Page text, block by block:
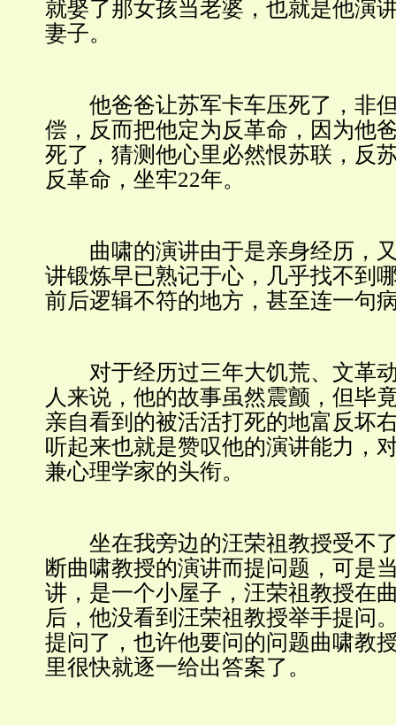
就娶了那女孩当老婆，也就是他演
妻子。
他爸爸让苏军卡车压死了，非但
偿，反而把他定为反革命，因为他
死了，猜测他心里必然恨苏联，反
反革命，坐牢22年。
曲啸的演讲由于是亲身经历，又
讲锻炼早已熟记于心，几乎找不到
前后逻辑不符的地方，甚至连一句
对于经历过三年大饥荒、文革动
人来说，他的故事虽然震颤，但毕
亲自看到的被活活打死的地富反坏
听起来也就是赞叹他的演讲能力，
兼心理学家的头衔。
坐在我旁边的汪荣祖教授受不了
断曲啸教授的演讲而提问题，可是
讲，是一个小屋子，汪荣祖教授在
后，他没看到汪荣祖教授举手提问
提问了，也许他要问的问题曲啸教
里很快就逐一给出答案了。